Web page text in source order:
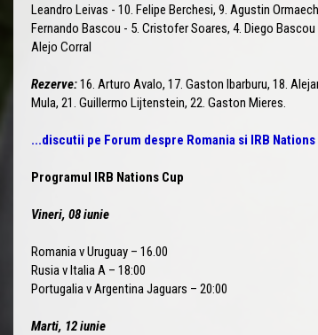
Leandro Leivas - 10. Felipe Berchesi, 9. Agustin
Fernando Bascou - 5. Cristofer Soares, 4. Diego
Alejo Corral
Rezerve:16. Arturo Avalo, 17. Gaston Ibarburu, 18.
Mula, 21. Guillermo Lijtenstein, 22. Gaston Mieres.
...discutii pe Forum despre Romania si IRB
Programul IRB Nations Cup
Vineri, 08 iunie
Romania v Uruguay – 16.00
Rusia v Italia A – 18:00
Portugalia v Argentina Jaguars – 20:00
Marti, 12 iunie